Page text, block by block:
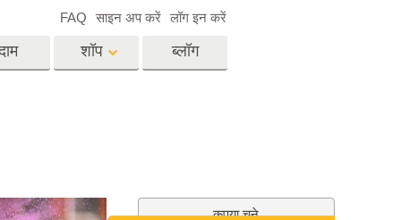
शॉप ब्लॉग
FAQ साइन अप करें लॉग इन करें
कृपया चुने